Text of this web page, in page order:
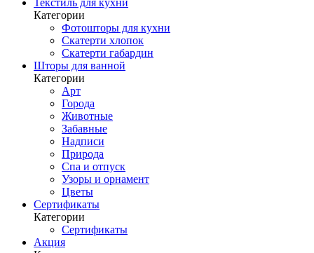
Текстиль для кухни
Категории
Фотошторы для кухни
Скатерти хлопок
Скатерти габардин
Шторы для ванной
Категории
Арт
Города
Животные
Забавные
Надписи
Природа
Спа и отпуск
Узоры и орнамент
Цветы
Сертификаты
Категории
Сертификаты
Акция